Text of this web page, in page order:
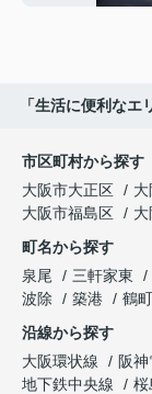
「生活に便利なエ
市区町村から探す
大阪市大正区
大阪市福島区
町名から探す
泉尾
三軒家東
波除
築港
鶴町
沿線から探す
大阪環状線
阪
地下鉄中央線
桜